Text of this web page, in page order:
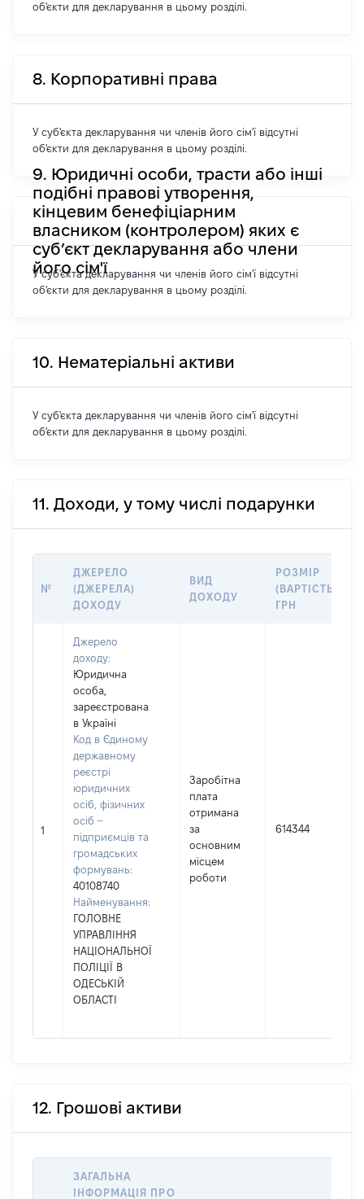
об'єкти для декларування в цьому розділі.
8. Корпоративні права
У суб'єкта декларування чи членів його сім'ї відсутні
об'єкти для декларування в цьому розділі.
9. Юридичні особи, трасти або інші
подібні правові утворення,
кінцевим бенефіціарним
власником (контролером) яких є
суб’єкт декларування або члени
його сім'ї
У суб'єкта декларування чи членів його сім'ї відсутні
об'єкти для декларування в цьому розділі.
10. Нематеріальні активи
У суб'єкта декларування чи членів його сім'ї відсутні
об'єкти для декларування в цьому розділі.
11. Доходи, у тому числі подарунки
№
ДЖЕРЕЛО
(ДЖЕРЕЛА)
ДОХОДУ
ВИД
ДОХОДУ
РОЗМІР
(ВАРТІСТЬ),
ГРН
1
Джерело
доходу:
Юридична
особа,
зареєстрована
в Україні
Код в Єдиному
державному
реєстрі
юридичних
осіб, фізичних
осіб –
підприємців та
громадських
формувань:
40108740
Найменування:
ГОЛОВНЕ
УПРАВЛІННЯ
НАЦІОНАЛЬНОЇ
ПОЛІЦІЇ В
ОДЕСЬКІЙ
ОБЛАСТІ
Заробітна
плата
отримана
за
основним
місцем
роботи
614344
12. Грошові активи
ЗАГАЛЬНА
ІНФОРМАЦІЯ ПРО